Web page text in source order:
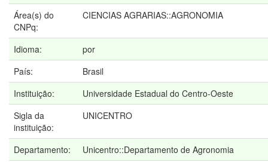
Área(s) do
CNPq:
CIENCIAS AGRARIAS::AGRONOMIA
Idioma:
por
País:
Brasil
Instituição:
Universidade Estadual do Centro-Oeste
Sigla da
instituição:
UNICENTRO
Departamento:
Unicentro::Departamento de Agronomia